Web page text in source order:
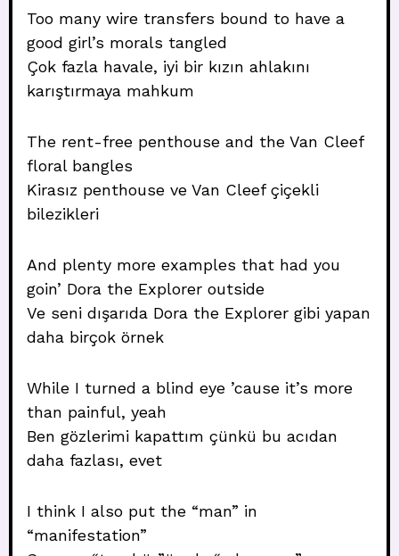
Too many wire transfers bound to have a
good girl’s morals tangled
Çok fazla havale, iyi bir kızın ahlakını
karıştırmaya mahkum
The rent-free penthouse and the Van Cleef
floral bangles
Kirasız penthouse ve Van Cleef çiçekli
bilezikleri
And plenty more examples that had you
goin’ Dora the Explorer outside
Ve seni dışarıda Dora the Explorer gibi yapan
daha birçok örnek
While I turned a blind eye ’cause it’s more
than painful, yeah
Ben gözlerimi kapattım çünkü bu acıdan
daha fazlası, evet
I think I also put the “man” in
“manifestation”